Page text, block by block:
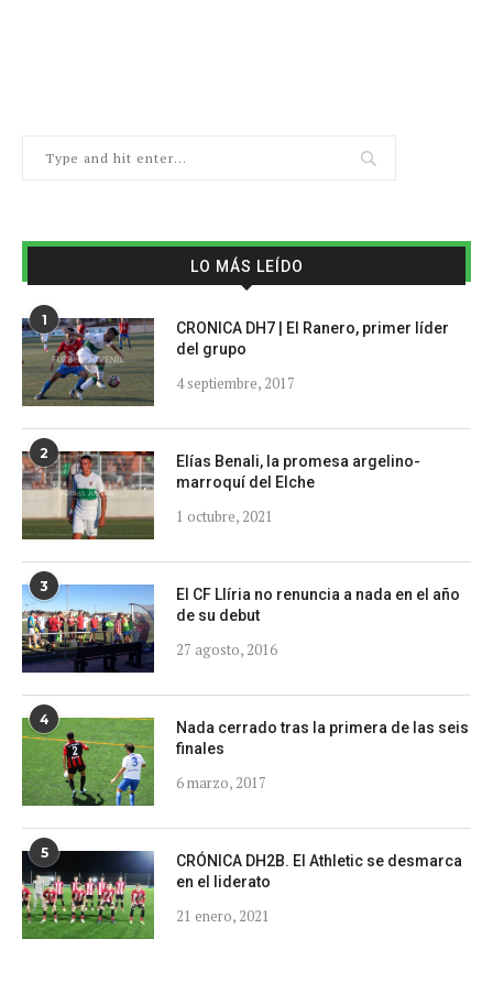
LO MÁS LEÍDO
1
CRONICA DH7 | El Ranero, primer líder
del grupo
4 septiembre, 2017
2
Elías Benali, la promesa argelino-
marroquí del Elche
1 octubre, 2021
3
El CF Llíria no renuncia a nada en el año
de su debut
27 agosto, 2016
4
Nada cerrado tras la primera de las seis
finales
6 marzo, 2017
5
CRÓNICA DH2B. El Athletic se desmarca
en el liderato
21 enero, 2021